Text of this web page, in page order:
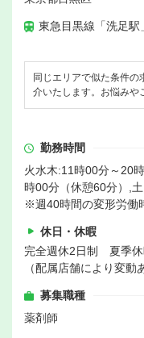
東急目黒線「洗足駅
同じエリアで似た条件
介いたします。お悩みや
勤務時間
火水木:11時00分～20
時00分（休憩60分）,
※週40時間の変形労働
休日・休暇
完全週休2日制 夏季
（配属店舗により変動
募集職種
薬剤師